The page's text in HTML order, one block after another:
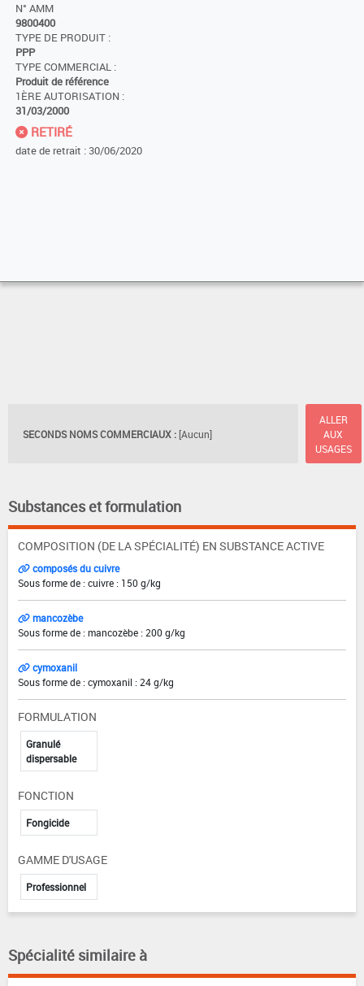
N° AMM
9800400
TYPE DE PRODUIT :
PPP
TYPE COMMERCIAL :
Produit de référence
1ÈRE AUTORISATION :
31/03/2000
RETIRÉ
date de retrait : 30/06/2020
SECONDS NOMS COMMERCIAUX : [Aucun]
ALLER
AUX
USAGES
Substances et formulation
COMPOSITION (DE LA SPÉCIALITÉ) EN SUBSTANCE ACTIVE
composés du cuivre
Sous forme de : cuivre : 150 g/kg
mancozèbe
Sous forme de : mancozèbe : 200 g/kg
cymoxanil
Sous forme de : cymoxanil : 24 g/kg
FORMULATION
Granulé
dispersable
FONCTION
Fongicide
GAMME D'USAGE
Professionnel
Spécialité similaire à